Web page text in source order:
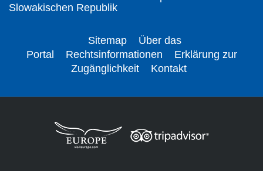
Slowakischen Republik
Sitemap
Über das
Portal
Rechtsinformationen
Erklärung zur
Zugänglichkeit
Kontakt